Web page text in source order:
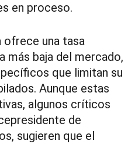
en proceso.
ofrece una tasa
más baja del mercado,
que limitan su
Aunque estas
algunos críticos
de
sugieren que el